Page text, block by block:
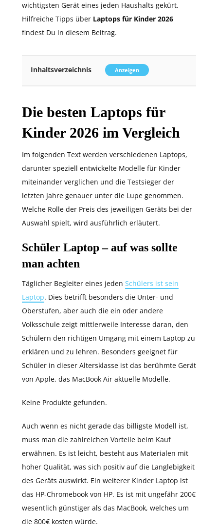
wichtigsten Gerät eines jeden Haushalts gekürt.
Hilfreiche Tipps über Laptops für Kinder 2026
findest Du in diesem Beitrag.
Inhaltsverzeichnis Anzeigen
Die besten Laptops für
Kinder 2026 im Vergleich
Im folgenden Text werden verschiedenen Laptops,
darunter speziell entwickelte Modelle für Kinder
miteinander verglichen und die Testsieger der
letzten Jahre genauer unter die Lupe genommen.
Welche Rolle der Preis des jeweiligen Geräts bei der
Auswahl spielt, wird ausführlich erläutert.
Schüler Laptop– auf was sollte
man achten
Täglicher Begleiter eines jeden Schülers ist sein
Laptop. Dies betrifft besonders die Unter- und
Oberstufen, aber auch die ein oder andere
Volksschule zeigt mittlerweile Interesse daran, den
Schülern den richtigen Umgang mit einem Laptop zu
erklären und zu lehren. Besonders geeignet für
Schüler in dieser Altersklasse ist das berühmte Gerät
von Apple, das MacBook Air aktuelle Modelle.
Keine Produkte gefunden.
Auch wenn es nicht gerade das billigste Modell ist,
muss man die zahlreichen Vorteile beim Kauf
erwähnen. Es ist leicht, besteht aus Materialen mit
hoher Qualität, was sich positiv auf die Langlebigkeit
des Geräts auswirkt. Ein weiterer Kinder Laptop ist
das HP-Chromebook von HP. Es ist mit ungefähr 200€
wesentlich günstiger als das MacBook, welches um
die 800€ kosten würde.